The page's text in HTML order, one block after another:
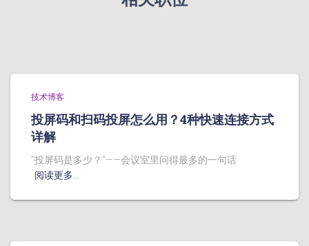
技术博客
投屏码和扫码投屏怎么用？4种快速连接方式
详解
“投屏码是多少？”——会议室里问得最多的一句话
阅读更多…